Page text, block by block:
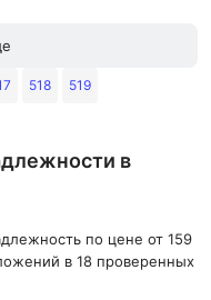
518 519
в
по цене от 159
в 18 проверенных